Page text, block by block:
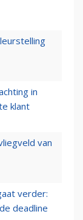
in
klant
van
verder:
deadline